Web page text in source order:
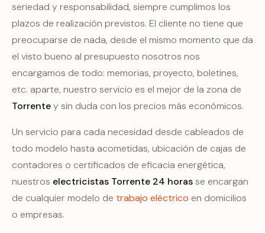
seriedad y responsabilidad, siempre cumplimos los
plazos de realización previstos. El cliente no tiene que
preocuparse de nada, desde el mismo momento que da
el visto bueno al presupuesto nosotros nos
encargamos de todo: memorias, proyecto, boletines,
etc. aparte, nuestro servicio es el mejor de la zona de
Torrentey sin duda con los precios más económicos.
Un servicio para cada necesidad desde cableados de
todo modelo hasta acometidas, ubicación de cajas de
contadores o certificados de eficacia energética,
nuestros electricistas Torrente 24 horasse encargan
de cualquier modelo de trabajo eléctrico en domicilios
o empresas.